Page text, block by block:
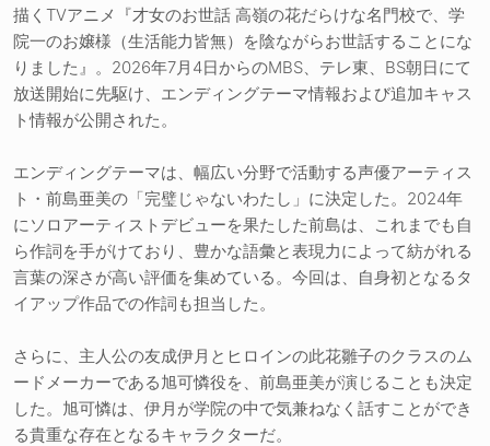
描くTVアニメ『才女のお世話 高嶺の花だらけな名門校で、学
院一のお嬢様（生活能力皆無）を陰ながらお世話することにな
りました』。2026年7月4日からのMBS、テレ東、BS朝日にて
放送開始に先駆け、エンディングテーマ情報および追加キャス
ト情報が公開された。
エンディングテーマは、幅広い分野で活動する声優アーティス
ト・前島亜美の「完璧じゃないわたし」に決定した。2024年
にソロアーティストデビューを果たした前島は、これまでも自
ら作詞を手がけており、豊かな語彙と表現力によって紡がれる
言葉の深さが高い評価を集めている。今回は、自身初となるタ
イアップ作品での作詞も担当した。
さらに、主人公の友成伊月とヒロインの此花雛子のクラスのム
ードメーカーである旭可憐役を、前島亜美が演じることも決定
した。旭可憐は、伊月が学院の中で気兼ねなく話すことができ
る貴重な存在となるキャラクターだ。